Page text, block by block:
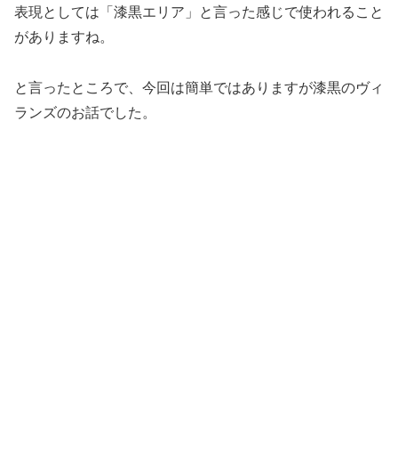
表現としては「漆黒エリア」と言った感じで使われること
がありますね。
と言ったところで、今回は簡単ではありますが漆黒のヴィ
ランズのお話でした。